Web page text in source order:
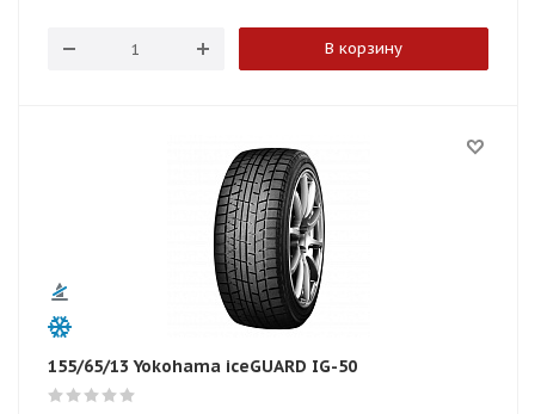
В корзину
155/65/13 Yokohama iceGUARD IG-50